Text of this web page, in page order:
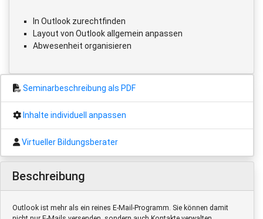
In Outlook zurechtfinden
Layout von Outlook allgemein anpassen
Abwesenheit organisieren
Seminarbeschreibung als PDF
Inhalte individuell anpassen
Virtueller Bildungsberater
Beschreibung
Outlook ist mehr als ein reines E-Mail-Programm. Sie können damit